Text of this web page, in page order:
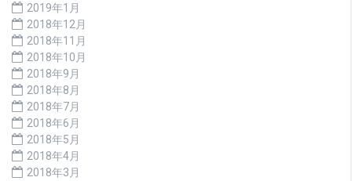
2019年1月
2018年12月
2018年11月
2018年10月
2018年9月
2018年8月
2018年7月
2018年6月
2018年5月
2018年4月
2018年3月